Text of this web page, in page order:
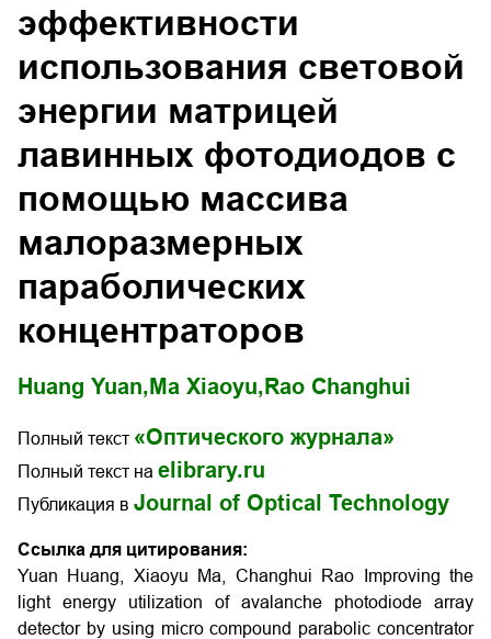
эффективности
использования световой
энергии матрицей
лавинных фотодиодов с
помощью массива
малоразмерных
параболических
концентраторов
Huang Yuan, Ma Xiaoyu, Rao Changhui
Полный текст «Оптического журнала»
Полный текст на elibrary.ru
Публикация в Journal of Optical Technology
Ссылка для цитирования:
Yuan Huang, Xiaoyu Ma, Changhui Rao Improving the
light energy utilization of avalanche photodiode array
detector by using micro compound parabolic concentrator